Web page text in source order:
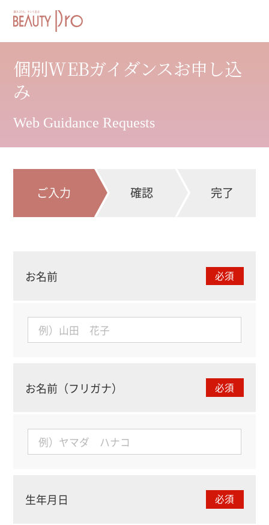
個別WEBガイダンスお申し込
み
Web Guidance Requests
ご入力 確認 完了
お名前 必須
お名前（フリガナ） 必須
生年月日 必須